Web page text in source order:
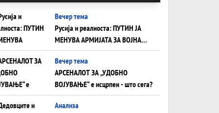
Вечер тема
Русија и реалноста: ПУТИН ЈА
МЕНУВА АРМИЈАТА ЗА ВОЈНА
ШТО ОСТАНУВА БЕЗ ФРОНТ
Вечер тема
АРСЕНАЛОТ ЗА „УДОБНО
ВОЈУВАЊЕ“ е исцрпен - што сега?
Анализа